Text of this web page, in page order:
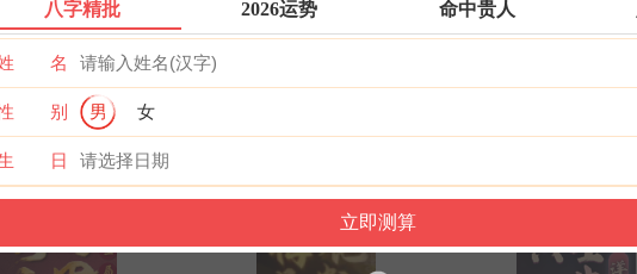
八字精批 2026运势 命中贵人
名
别 男 女
日
、居住地址；再请求需要指点的事情；最后点上面的签筒开始抽签！心诚则
。
右和晚上十一点前或者后，晚上十一点是阴阳相接之时，最适宜抽签，抽签
雷下大雨时不要抽签，因为此时信息不稳。